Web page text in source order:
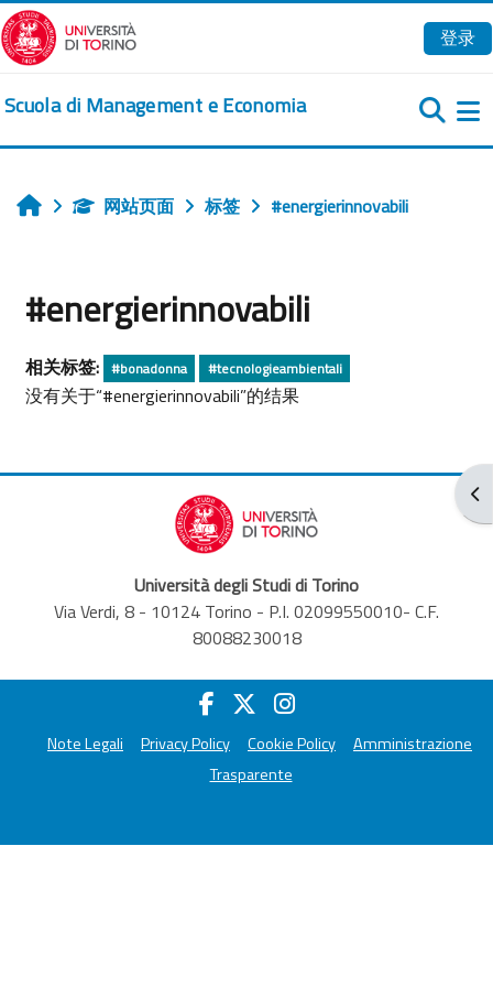
跳到主要内容
登录
Scuola di Management e Economia
打
首页 网站页面 标签 #energierinnovabili
#energierinnovabili
相关标签: #bonadonna #tecnologieambientali
没有关于“#energierinnovabili”的结果
Università degli Studi di Torino
Via Verdi, 8 - 10124 Torino - P.I. 02099550010- C.F.
80088230018
Note Legali Privacy Policy Cookie Policy
Amministrazione
Trasparente